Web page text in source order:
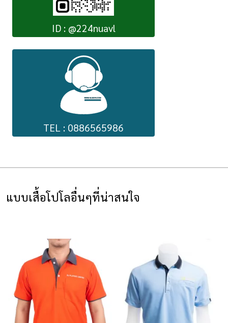
ID : @224nuavl
TEL : 0886565986
แบบเสื้อโปโลอื่นๆที่น่าสนใจ